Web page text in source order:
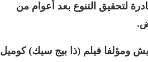
مبادرة لتحقيق التنوع بعد أعوام من
ومؤلفا فيلم (ذا بيج سيك) كوميل